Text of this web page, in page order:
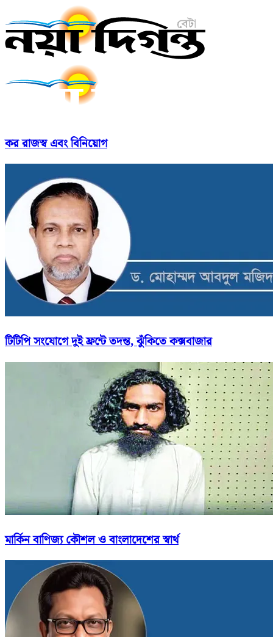
কর রাজস্ব এবং বিনিয়োগ
টিটিপি সংযোগে দুই ফ্রন্টে তদন্ত, ঝুঁকিতে কক্সবাজার
মার্কিন বাণিজ্য কৌশল ও বাংলাদেশের স্বার্থ